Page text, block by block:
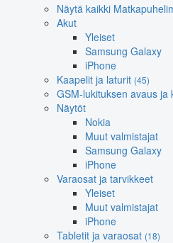
Näytä kaikki
Akut
Yleiset
Samsung Galaxy
iPhone
Kaapelit ja laturit (45)
GSM-lukituksen avaus ja
Näytöt
Nokia
Muut valmistajat
Samsung Galaxy
iPhone
Varaosat ja tarvikkeet
Yleiset
Muut valmistajat
iPhone
Tabletit ja varaosat (18)